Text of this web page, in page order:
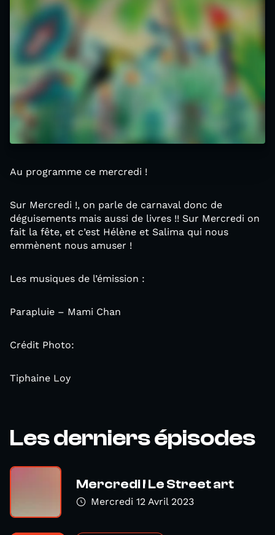
Au programme ce mercredi !
Sur Mercredi !, on parle de carnaval donc de
déguisements mais aussi de livres !! Sur Mercredi on
fait la fête, et c’est Hélène et Salima qui nous
emmènent nous amuser !
Les musiques de l’émission :
Parapluie – Mami Chan
Crédit Photo:
Tiphaine Loy
Les derniers épisodes
Mercredi ! Le Street art
Mercredi 12 Avril 2023